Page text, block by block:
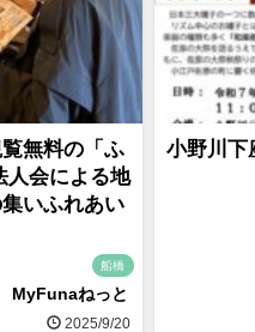
無料の「ふ
人会による地
いふれあい
船橋
MyFunaねっと
2025/9/20
小野川下